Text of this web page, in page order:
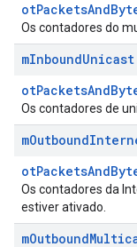
Os contadores do
mInboundUnicast
Os contadores de
mOutbound
Os contadores da
estiver ativado.
mOutbound